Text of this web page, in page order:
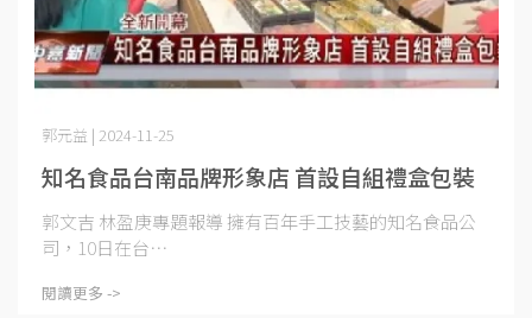
知名食品台南品牌形象店 首設自組禮盒包裝
郭元益 | 2024-11-25
郭文吉 林盈庚專題報導 擁有百年手工技藝的知名食品公
司，10日在台⋯
閱讀更多 ->